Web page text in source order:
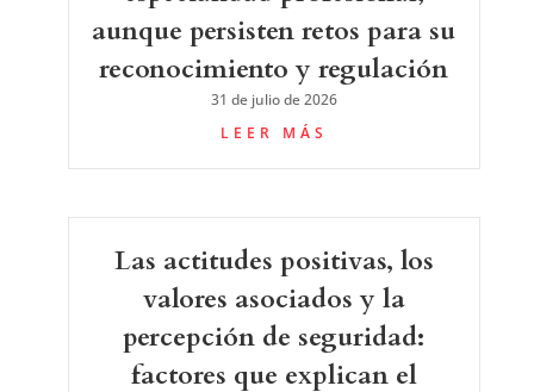
aunque persisten retos para su
reconocimiento y regulación
31 de julio de 2026
LEER MÁS
Las actitudes positivas, los
valores asociados y la
percepción de seguridad:
factores que explican el